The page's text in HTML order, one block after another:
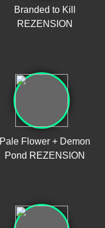
Branded to Kill
REZENSION
Pale Flower + Demon
Pond REZENSION